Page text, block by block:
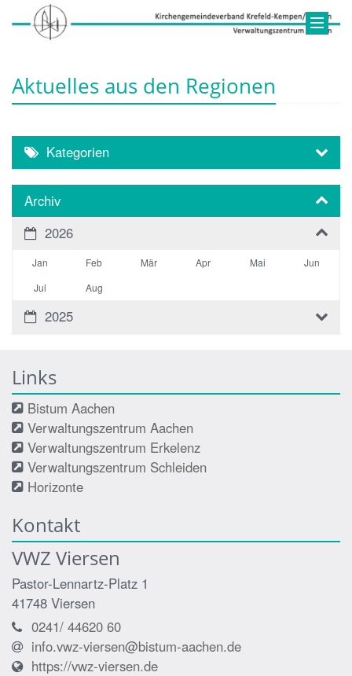
Aktuelles aus den Regionen
Kategorien
Archiv
2026
Jan Feb Mär Apr Mai
Jun
Jul
Aug
2025
Links
Bistum Aachen
Verwaltungszentrum Aachen
Verwaltungszentrum Erkelenz
Verwaltungszentrum Schleiden
Horizonte
Kontakt
VWZ Viersen
Pastor-Lennartz-Platz 1
41748 Viersen
0241/ 44620 60
info.vwz-viersen@bistum-aachen.de
https://vwz-viersen.de